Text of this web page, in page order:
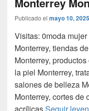
Publicado el mayo 10, 2025
Visitas: 0moda
Monterrey, tiendas
Monterrey,
la piel Monterrey,
salones de belleza
Monterrey, cortes de